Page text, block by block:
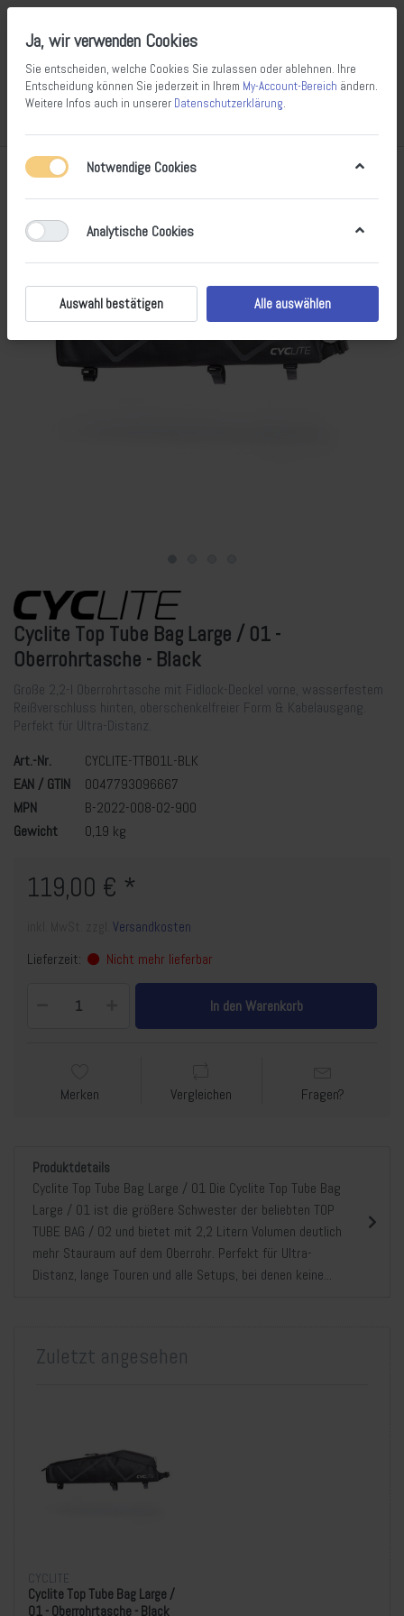
Cyclite Top Tube Bag Large / 01 -
Oberrohrtasche - Black
Große 2,2-l Oberrohrtasche mit Fidlock-Deckel vorne, wasserfestem
Reißverschluss hinten, oberschenkelfreier Form & Kabelausgang.
Perfekt für Ultra-Distanz.
Art.-Nr.
CYCLITE-TTB01L-BLK
EAN / GTIN
0047793096667
MPN
B-2022-008-02-900
Gewicht
0,19 kg
119,00 € *
Versandkosten
Lieferzeit: Nicht mehr lieferbar
In den Warenkorb
Merken Vergleichen Fragen?
Produktdetails
Cyclite Top Tube Bag Large / 01 Die Cyclite Top Tube Bag
Large / 01 ist die größere Schwester der beliebten TOP
TUBE BAG / 02 und bietet mit 2,2 Litern Volumen deutlich
mehr Stauraum auf dem Oberrohr. Perfekt für Ultra-
Distanz, lange Touren und alle Setups, bei denen keine...
Zuletzt angesehen
CYCLITE
Cyclite Top Tube Bag Large /
01 - Oberrohrtasche - Black
Ja, wir verwenden Cookies
Sie entscheiden, welche Cookies Sie zulassen oder ablehnen. Ihre
Entscheidung können Sie jederzeit in Ihrem My-Account-Bereich ändern.
Weitere Infos auch in unserer Datenschutzerklärung.
Notwendige Cookies
Analytische Cookies
Auswahl bestätigen Alle auswählen